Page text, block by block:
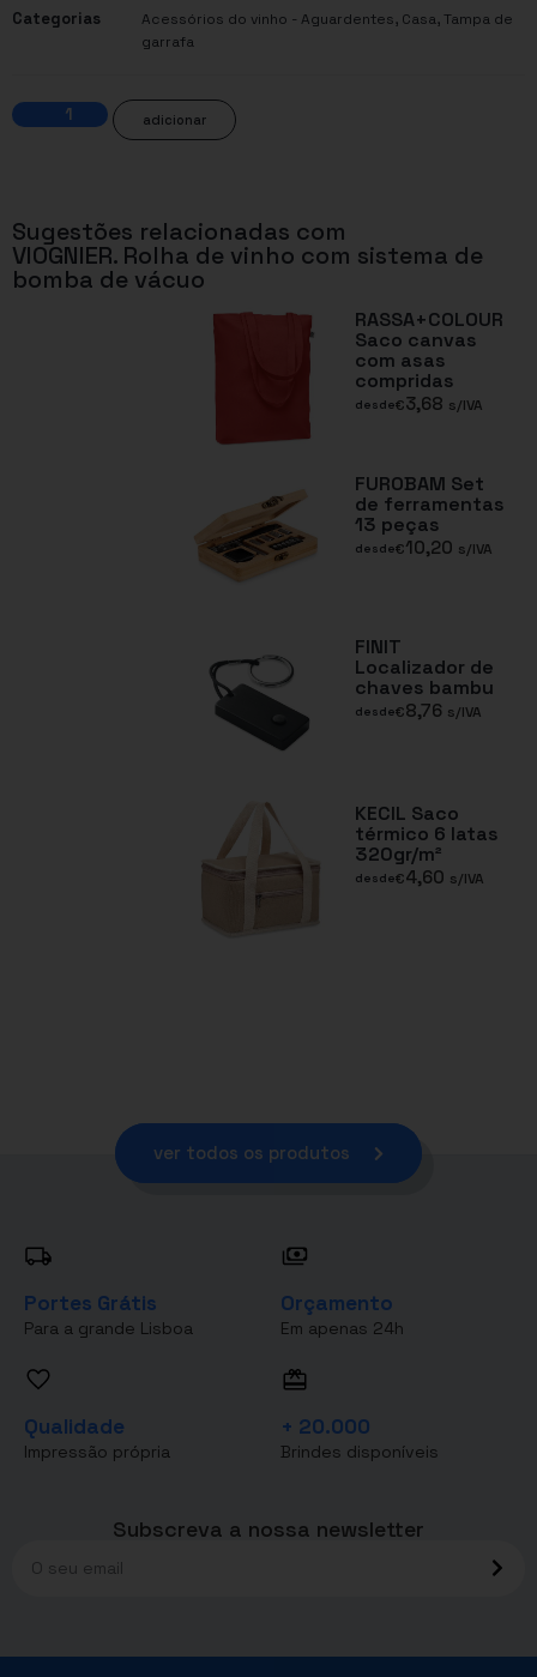
Categorias
Acessórios do vinho - Aguardentes, Casa,Tampa de
garrafa
adicionar
Sugestões relacionadas com
VIOGNIER. Rolha de vinho com sistema de
bomba de vácuo
RASSA+COLOUR
Saco canvas
com asas
compridas
desde€3,68 s/IVA
FUROBAM Set
de ferramentas
13 peças
desde€10,20 s/IVA
FINIT
Localizador de
chaves bambu
desde€8,76 s/IVA
KECIL Saco
térmico 6 latas
320gr/m²
desde€4,60 s/IVA
ver todos os produtos
Portes Grátis
Para a grande Lisboa
Orçamento
Em apenas 24h
Qualidade
Impressão própria
+ 20.000
Brindes disponíveis
Subscreva a nossa newsletter